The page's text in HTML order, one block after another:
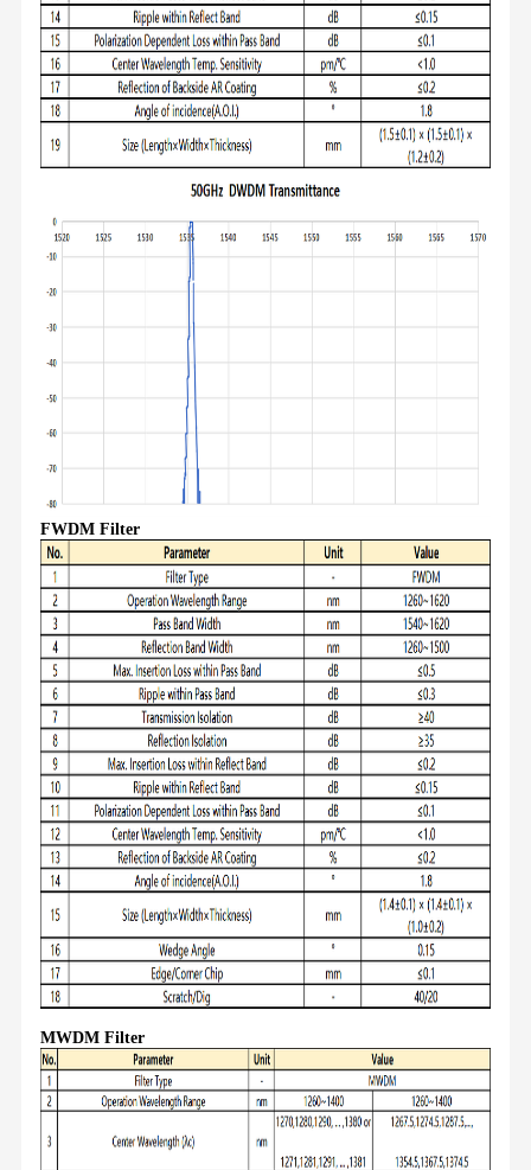
FWDM Filter
MWDM Filter